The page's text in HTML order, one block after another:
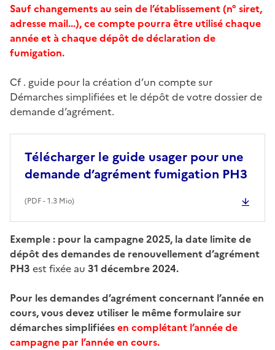
Sauf changements au sein de l’établissement (n° siret,
adresse mail...), ce compte pourra être utilisé chaque
année et à chaque dépôt de déclaration de
fumigation.
Cf . guide pour la création d’un compte sur
Démarches simplifiées et le dépôt de votre dossier de
demande d’agrément.
Télécharger le guide usager pour une
demande d’agrément fumigation PH3
(PDF- 1.3 Mio)
Exemple : pour la campagne 2025, la date limite de
dépôt des demandes de renouvellement d’agrément
PH3 est fixée au 31 décembre 2024.
Pour les demandes d’agrément concernant l’année en
cours, vous devez utiliser le même formulaire sur
démarches simplifiéesen complétant l’année de
campagne par l’année en cours.